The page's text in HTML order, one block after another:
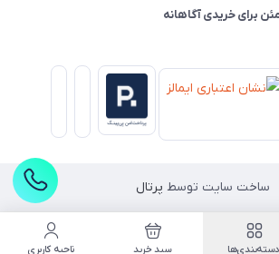
برای خریدی آگاهانه
ساخت سایت توسط پرتال
دسته‌بندی‌ها سبد خرید ناحیه کاربری